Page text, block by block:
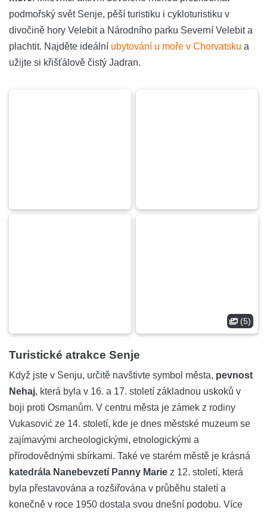
podmořský svět Senje, pěší turistiku i cykloturistiku v
divočině hory Velebit a Národního parku Severní Velebit a
plachtit. Najděte ideální ubytování u moře v Chorvatsku a
užijte si křišťálově čistý Jadran.
(5)
Turistické atrakce Senje
Když jste v Senju, určitě navštivte symbol města, pevnost
Nehaj, která byla v 16. a 17. století základnou uskoků v
boji proti Osmanům. V centru města je zámek z rodiny
Vukasović ze 14. století, kde je dnes městské muzeum se
zajímavými archeologickými, etnologickými a
přírodovědnými sbírkami. Také ve starém městě je krásná
katedrála Nanebevzetí Panny Marie z 12. století, která
byla přestavována a rozšiřována v průběhu staletí a
konečně v roce 1950 dostala svou dnešní podobu. Více